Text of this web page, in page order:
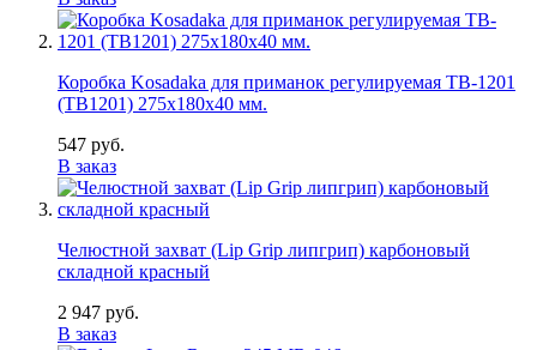
Коробка Kosadaka для приманок регулируемая TB-1201
(TB1201) 275х180х40 мм.
547 руб.
В заказ
Челюстной захват (Lip Grip липгрип) карбоновый
складной красный
2 947 руб.
В заказ